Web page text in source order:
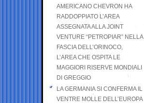
AMERICANO CHEVRON HA
RADDOPPIATO L’AREA
ASSEGNATA ALLA JOINT
VENTURE “PETROPIAR” NELLA
FASCIA DELL’ORINOCO,
L’AREA CHE OSPITA LE
MAGGIORI RISERVE MONDIALI
DI GREGGIO
LA GERMANIA SI CONFERMA IL
VENTRE MOLLE DELL’EUROPA